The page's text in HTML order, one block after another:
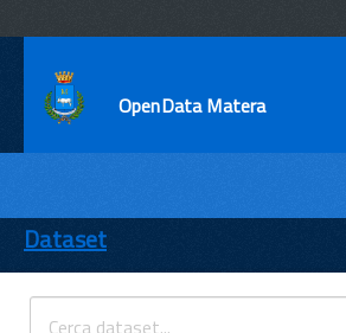
OpenData Matera
ENTI
TEMI
INFORMAZIONI
Dataset